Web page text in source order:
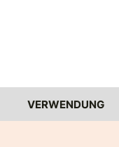
VERWENDUNG